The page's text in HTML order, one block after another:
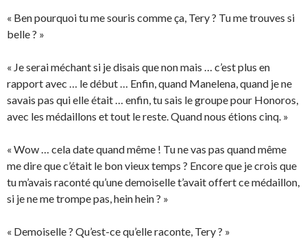
« Ben pourquoi tu me souris comme ça, Tery ? Tu me trouves si
belle ? »
« Je serai méchant si je disais que non mais … c’est plus en
rapport avec … le début … Enfin, quand Manelena, quand je ne
savais pas qui elle était … enfin, tu sais le groupe pour Honoros,
avec les médaillons et tout le reste. Quand nous étions cinq. »
« Wow … cela date quand même ! Tu ne vas pas quand même
me dire que c’était le bon vieux temps ? Encore que je crois que
tu m’avais raconté qu’une demoiselle t’avait offert ce médaillon,
si je ne me trompe pas, hein hein ? »
« Demoiselle ? Qu’est-ce qu’elle raconte, Tery ? »